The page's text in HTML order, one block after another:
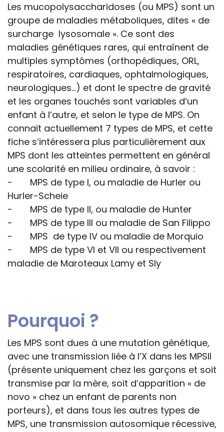
Les mucopolysaccharidoses (ou MPS) sont un
groupe de maladies métaboliques, dites « de
surcharge lysosomale ». Ce sont des
maladies génétiques rares, qui entraînent de
multiples symptômes (orthopédiques, ORL,
respiratoires, cardiaques, ophtalmologiques,
neurologiques…) et dont le spectre de gravité
et les organes touchés sont variables d’un
enfant à l’autre, et selon le type de MPS. On
connait actuellement 7 types de MPS, et cette
fiche s’intéressera plus particulièrement aux
MPS dont les atteintes permettent en général
une scolarité en milieu ordinaire, à savoir :
- MPS de type I, ou maladie de Hurler ou
Hurler-Scheie
- MPS de type II, ou maladie de Hunter
- MPS de type III ou maladie de San Filippo
- MPS de type IV ou maladie de Morquio
- MPS de type VI et VII ou respectivement
maladie de Maroteaux Lamy et Sly
Pourquoi ?
Les MPS sont dues à une mutation génétique,
avec une transmission liée à l’X dans les MPSII
(présente uniquement chez les garçons et soit
transmise par la mère, soit d’apparition « de
novo » chez un enfant de parents non
porteurs), et dans tous les autres types de
MPS, une transmission autosomique récessive,